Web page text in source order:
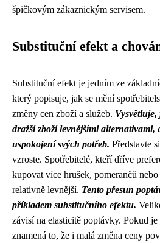
špičkovým zákaznickým servisem.
Substituční efekt a
Substituční efekt je jedním ze
který popisuje, jak se mění
změny cen zboží a služeb.
dražší zboží levnějšími alternativami,
uspokojení svých potřeb. Představte
vzroste. Spotřebitelé, kteří dříve
kupovat více hrušek, pomerančů
relativně levnější. Tento přesun
příkladem substitučního efektu.
závisí na elasticitě poptávky. Pokud
znamená to, že i malá změna ceny